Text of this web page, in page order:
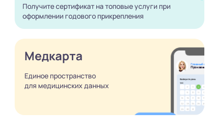
Получите сертификат на топовые услуги при
оформлении годового прикрепления
Медкарта
Единое пространство
для медицинских данных